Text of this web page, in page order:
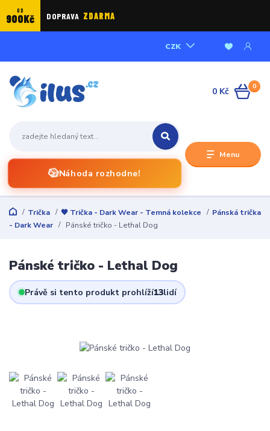
OD
900Kč DOPRAVA ZDARMA
Menu
CZK
🎲Náhoda rozhodne!
0
0 Kč
Trička 🖤 Trička - Dark Wear - Temná kolekce
Pánská trička
- Dark Wear
Pánské tričko - Lethal Dog
Pánské tričko - Lethal Dog
Právě si tento produkt prohlíží13lidí